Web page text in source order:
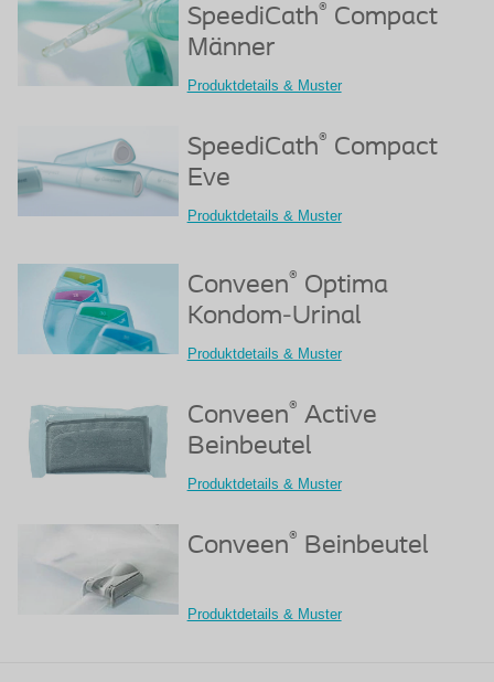
SpeediCath® Compact
Männer
Produktdetails & Muster
SpeediCath® Compact
Eve
Produktdetails & Muster
Conveen® Optima
Kondom-Urinal
Produktdetails & Muster
Conveen® Active
Beinbeutel
Produktdetails & Muster
Conveen® Beinbeutel
Produktdetails & Muster